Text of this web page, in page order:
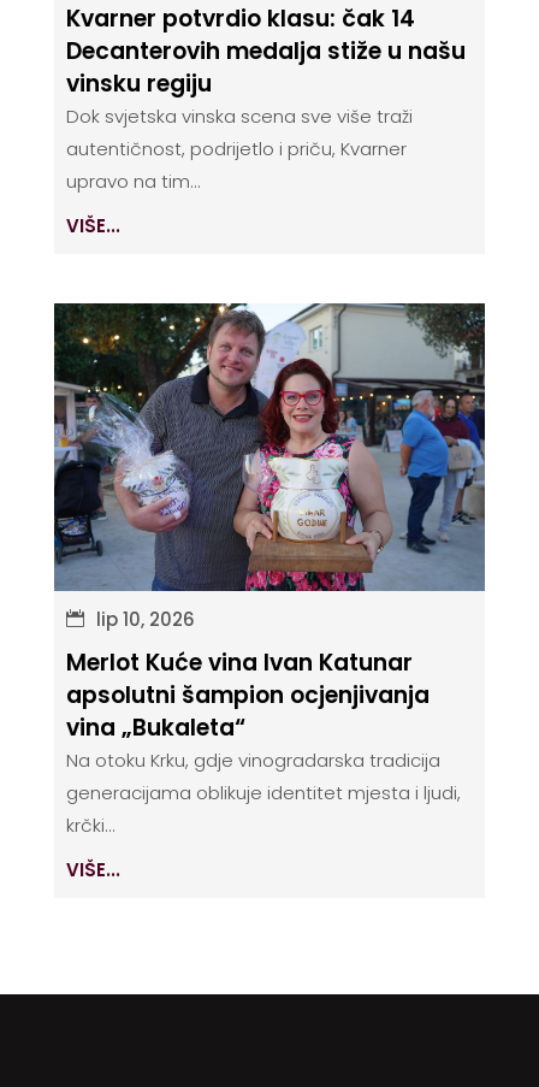
Kvarner potvrdio klasu: čak 14
Decanterovih medalja stiže u našu
vinsku regiju
Dok svjetska vinska scena sve više traži
autentičnost, podrijetlo i priču, Kvarner
upravo na tim...
VIŠE...
lip 10, 2026
Merlot Kuće vina Ivan Katunar
apsolutni šampion ocjenjivanja
vina „Bukaleta“
Na otoku Krku, gdje vinogradarska tradicija
generacijama oblikuje identitet mjesta i ljudi,
krčki...
VIŠE...